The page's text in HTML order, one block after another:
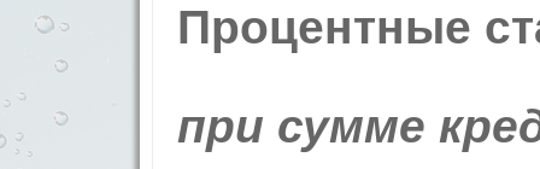
Процентные
при сумме